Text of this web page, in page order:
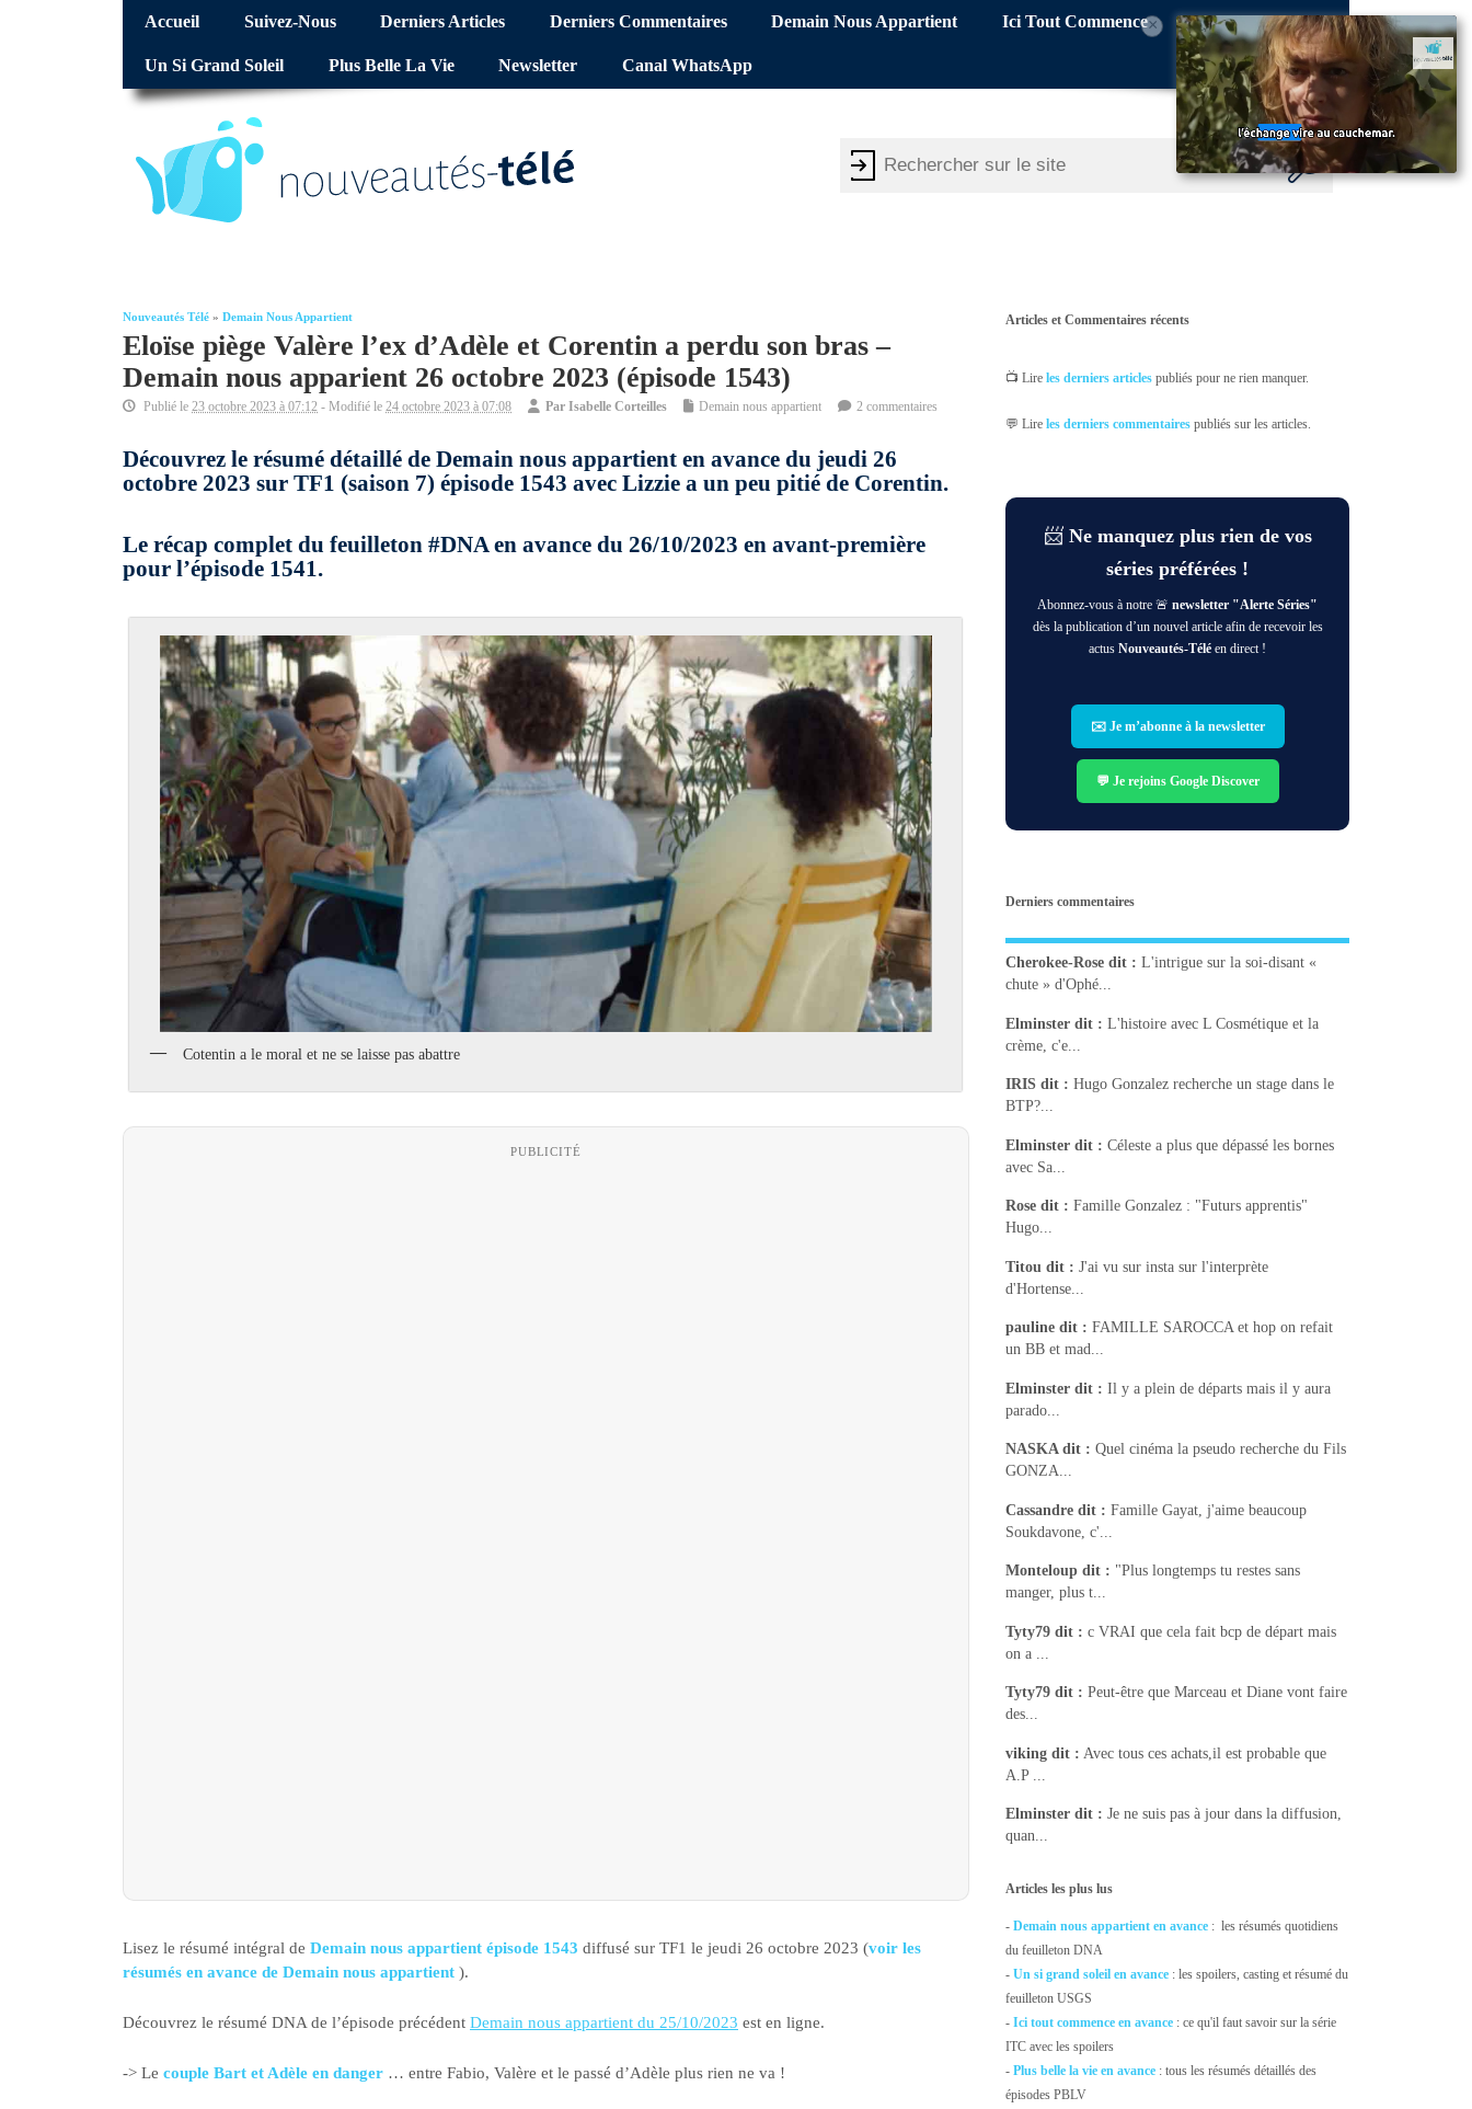
Accueil Suivez-Nous Derniers Articles Derniers Commentaires Demain Nous Appartient Ici Tout Commence
Un Si Grand Soleil Plus Belle La Vie Newsletter Canal WhatsApp
Nouveautés Télé » Demain Nous Appartient
Eloïse piège Valère l’ex d’Adèle et Corentin a perdu son bras –
Demain nous apparient 26 octobre 2023 (épisode 1543)
Publié le 23 octobre 2023 à 07:12 - Modifié le 24 octobre 2023 à 07:08 Par Isabelle Corteilles Demain nous appartient 2 commentaires
Découvrez le résumé détaillé de Demain nous appartient en avance du jeudi 26
octobre 2023 sur TF1 (saison 7) épisode 1543 avec Lizzie a un peu pitié de Corentin.
Le récap complet du feuilleton #DNA en avance du 26/10/2023 en avant-première
pour l’épisode 1541.
Cotentin a le moral et ne se laisse pas abattre
PUBLICITÉ
Lisez le résumé intégral de Demain nous appartient épisode 1543 diffusé sur TF1 le jeudi 26 octobre 2023 (voir les
résumés en avance de Demain nous appartient ).
Découvrez le résumé DNA de l’épisode précédent Demain nous appartient du 25/10/2023 est en ligne.
-> Le couple Bart et Adèle en danger … entre Fabio, Valère et le passé d’Adèle plus rien ne va !
×
Articles et Commentaires récents
📺 Lireles derniers articles publiés pour ne rien manquer.
💬 Lireles derniers commentaires publiés sur les articles.
📨 Ne manquez plus rien de vos
séries préférées !
Abonnez-vous à notre 🚨newsletter "Alerte Séries"
dès la publication d’un nouvel article afin de recevoir les
actusNouveautés-Télé en direct !
✉️ Je m’abonne à la newsletter
💬 Je rejoins Google Discover
Derniers commentaires
Cherokee-Rose dit : L'intrigue sur la soi-disant «
chute » d'Ophé...
Elminster dit : L'histoire avec L Cosmétique et la
crème, c'e...
IRIS dit : Hugo Gonzalez recherche un stage dans le
BTP?...
Elminster dit : Céleste a plus que dépassé les bornes
avec Sa...
Rose dit : Famille Gonzalez : "Futurs apprentis"
Hugo...
Titou dit : J'ai vu sur insta sur l'interprète
d'Hortense...
pauline dit : FAMILLE SAROCCA et hop on refait
un BB et mad...
Elminster dit : Il y a plein de départs mais il y aura
parado...
NASKAdit : Quel cinéma la pseudo recherche du Fils
GONZA...
Cassandre dit : Famille Gayat, j'aime beaucoup
Soukdavone, c'...
Monteloup dit : "Plus longtemps tu restes sans
manger, plus t...
Tyty79 dit : c VRAI que cela fait bcp de départ mais
on a ...
Tyty79 dit : Peut-être que Marceau et Diane vont faire
des...
viking dit : Avec tous ces achats,il est probable que
A.P ...
Elminster dit : Je ne suis pas à jour dans la diffusion,
quan...
Articles les plus lus
-Demain nous appartient en avance : les résumés quotidiens
du feuilleton DNA
-Un si grand soleil en avance : les spoilers, casting et résumé du
feuilleton USGS
-Ici tout commence en avance : ce qu'il faut savoir sur la série
ITC avec les spoilers
- Plus belle la vie en avance : tous les résumés détaillés des
épisodes PBLV